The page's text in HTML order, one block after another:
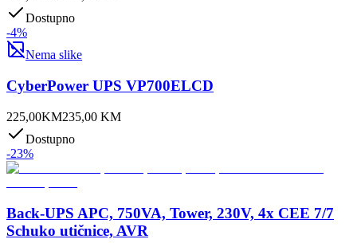
Dostupno
-4%
Nema slike
CyberPower UPS VP700ELCD
225,00KM235,00 KM
Dostupno
-23%
Back-UPS APC, 750VA, Tower, 230V, 4x CEE 7/7
Schuko utičnice, AVR